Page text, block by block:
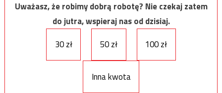
Uważasz, że robimy dobrą robotę? Nie czekaj zatem
do jutra, wspieraj nas od dzisiaj.
30 zł
50 zł 100 zł
Inna kwota